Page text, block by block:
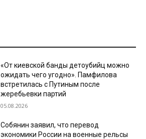
«От киевской банды детоубийц можно
ожидать чего угодно». Памфилова
встретилась с Путиным после
жеребьевки партий
05.08.2026
Собянин заявил, что перевод
экономики России на военные рельсы